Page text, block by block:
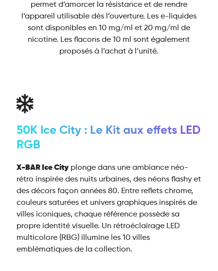
permet d’amorcer la résistance et de rendre
l’appareil utilisable dès l’ouverture. Les e-liquides
sont disponibles en 10 mg/ml et 20 mg/ml de
nicotine. Les flacons de 10 ml sont également
proposés à l’achat à l’unité.
50K Ice City : Le Kit aux effets LED
RGB
X-BAR Ice Cityplonge dans une ambiance néo-
rétro inspirée des nuits urbaines, des néons flashy et
des décors façon années 80. Entre reflets chrome,
couleurs saturées et univers graphiques inspirés de
villes iconiques, chaque référence possède sa
propre identité visuelle. Un rétroéclairage LED
multicolore (RBG) illumine les 10 villes
emblématiques de la collection.